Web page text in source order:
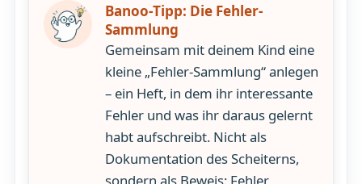
Banoo-Tipp: Die Fehler-
Sammlung
Gemeinsam mit deinem Kind eine
kleine „Fehler-Sammlung“ anlegen
– ein Heft, in dem ihr interessante
Fehler und was ihr daraus gelernt
habt aufschreibt. Nicht als
Dokumentation des Scheiterns,
sondern als Beweis: Fehler